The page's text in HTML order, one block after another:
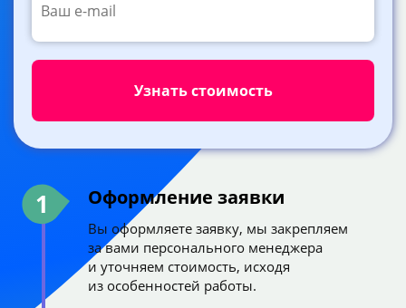
1 Оформление заявки
Вы оформляете заявку, мы закрепляем
за вами персонального менеджера
и уточняем стоимость, исходя
из особенностей работы.